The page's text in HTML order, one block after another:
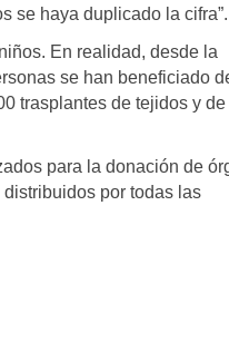
se haya duplicado la cifra”.
En realidad, desde la
se han beneficiado
trasplantes de tejidos y de
para la donación de
por todas las